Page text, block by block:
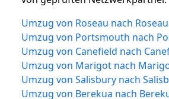
Umzug von Roseau nach Roseau
Umzug von Portsmouth nach
Umzug von Canefield nach
Umzug von Marigot nach
Umzug von Salisbury nach
Umzug von Berekua nach